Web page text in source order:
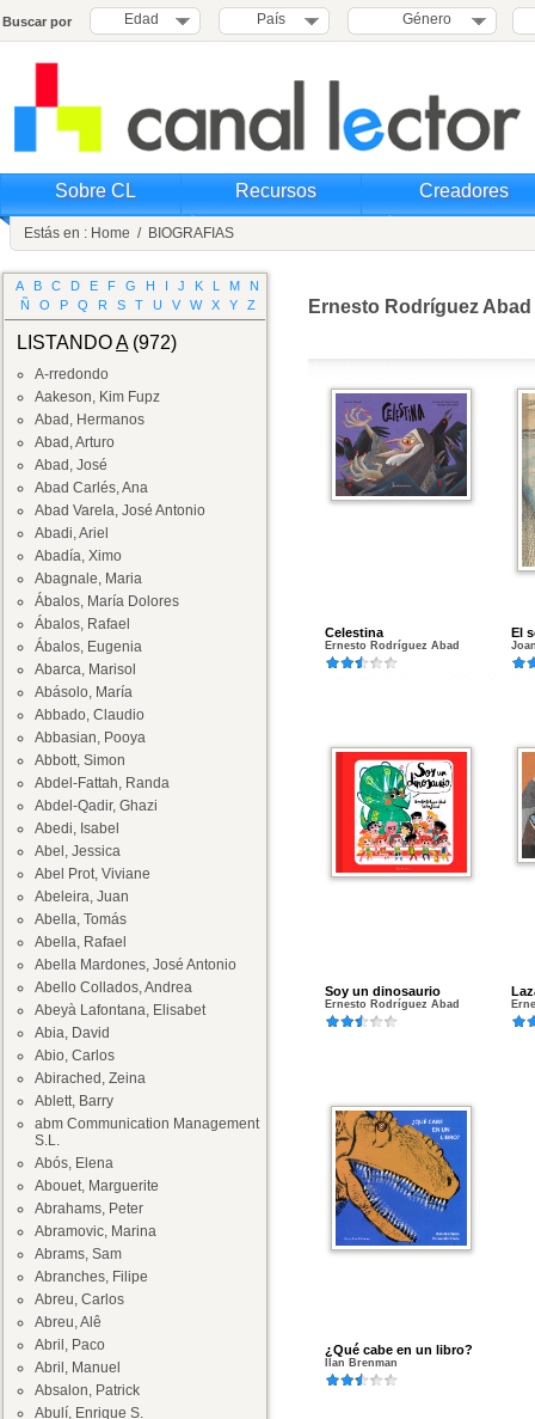
Buscar por Edad País Género
Sobre CL Recursos Creadores
Estás en : Home / BIOGRAFIAS
A B C D E F G H I J K L M
N
Ñ
O P Q R S T U V W X Y Z
LISTANDOA(972)
A-rredondo
Aakeson, Kim Fupz
Abad, Hermanos
Abad, Arturo
Abad, José
Abad Carlés, Ana
Abad Varela, José Antonio
Abadi, Ariel
Abadía, Ximo
Abagnale, Maria
Ábalos, María Dolores
Ábalos, Rafael
Ábalos, Eugenia
Abarca, Marisol
Abásolo, María
Abbado, Claudio
Abbasian, Pooya
Abbott, Simon
Abdel-Fattah, Randa
Abdel-Qadir, Ghazi
Abedi, Isabel
Abel, Jessica
Abel Prot, Viviane
Abeleira, Juan
Abella, Tomás
Abella, Rafael
Abella Mardones, José Antonio
Abello Collados, Andrea
Abeyà Lafontana, Elisabet
Abia, David
Abio, Carlos
Abirached, Zeina
Ablett, Barry
abm Communication Management
S.L.
Abós, Elena
Abouet, Marguerite
Abrahams, Peter
Abramovic, Marina
Abrams, Sam
Abranches, Filipe
Abreu, Carlos
Abreu, Alê
Abril, Paco
Abril, Manuel
Absalon, Patrick
Abulí, Enrique S.
Ernesto Rodríguez Abad
Celestina
Ernesto Rodríguez Abad
El
Soy un dinosaurio
Ernesto Rodríguez Abad
¿Qué cabe en un libro?
Ilan Brenman